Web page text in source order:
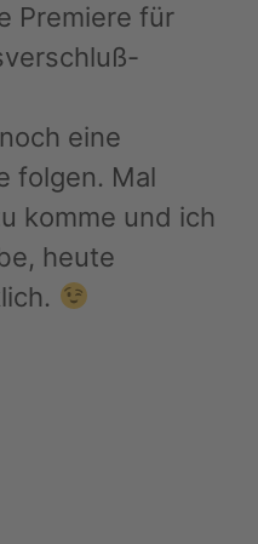
Premiere für
eine
folgen. Mal
komme und ich
heute